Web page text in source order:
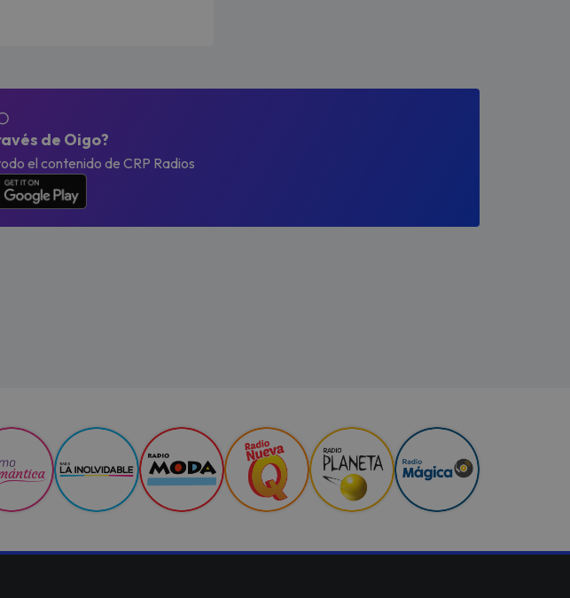
de Oigo?
el contenido de CRP Radios